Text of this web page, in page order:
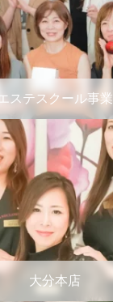
エステスクール事業
大分本店